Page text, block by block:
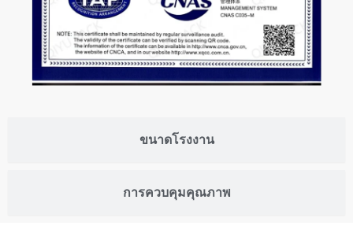
ขนาดโรงงาน
การควบคุมคุณภาพ